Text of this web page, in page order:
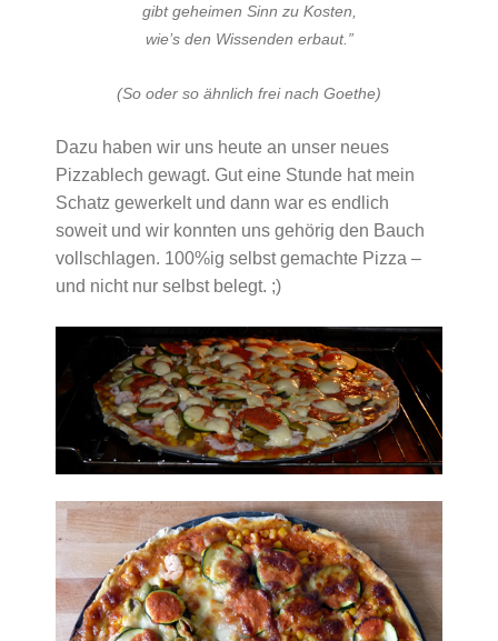
gibt geheimen Sinn zu Kosten,
wie’s den Wissenden erbaut.”
(So oder so ähnlich frei nach Goethe)
Dazu haben wir uns heute an unser neues
Pizzablech gewagt. Gut eine Stunde hat mein
Schatz gewerkelt und dann war es endlich
soweit und wir konnten uns gehörig den Bauch
vollschlagen. 100%ig selbst gemachte Pizza –
und nicht nur selbst belegt. ;)